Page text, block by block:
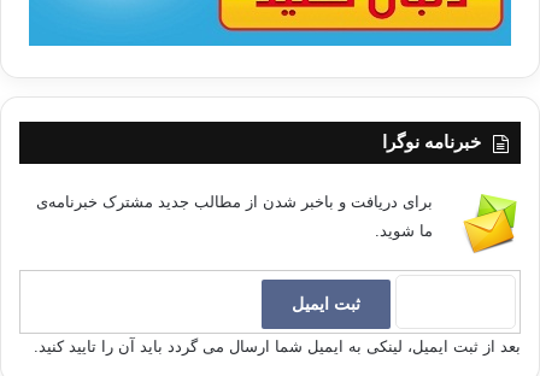
خبرنامه نوگرا
برای دریافت و باخبر شدن از مطالب جدید مشترک خبرنامه‌ی
ما شوید.
بعد از ثبت ایمیل، لینکی به ایمیل شما ارسال می گردد باید آن را تایید کنید.